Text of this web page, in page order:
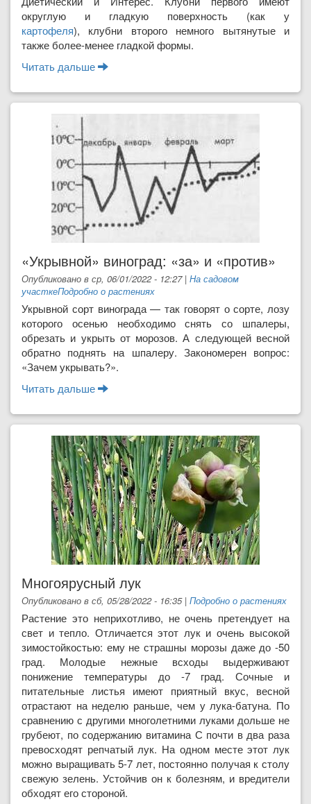
округлую и гладкую поверхность (как у
картофеля), клубни второго немно­го вытянутые и
также более-менее гладкой формы.
Читать дальше
«Укрывной» виноград: «за» и «против»
Опубликовано в ср, 06/01/2022 - 12:27| На садовом
участкеПодробно о растениях
Укрывной сорт виногра­да — так говорят о сорте, лозу
которого осенью не­обходимо снять со шпале­ры,
обрезать и укрыть от морозов. А следующей весной
обратно поднять на шпалеру. Закономерен вопрос:
«Зачем укрывать?».
Читать дальше
Многоярусный лук
Опубликовано в сб, 05/28/2022 - 16:35| Подробно о растениях
Растение это неприхотливо, не очень претендует на
свет и тепло. Отличается этот лук и очень высокой
зимостойкостью: ему не страшны морозы даже до -50
град. Молодые нежные всходы выдерживают
понижение температуры до -7 град. Сочные и
питательные листья имеют приятный вкус, весной
отрастают на неделю раньше, чем у лука-батуна. По
сравнению с другими многолетними луками дольше не
грубеют, по содержанию витамина С почти в два раза
превосходят репчатый лук. На одном месте этот лук
можно выращивать 5-7 лет, постоянно получая к столу
свежую зелень. Устойчив он к болезням, и вредители
обходят его стороной.